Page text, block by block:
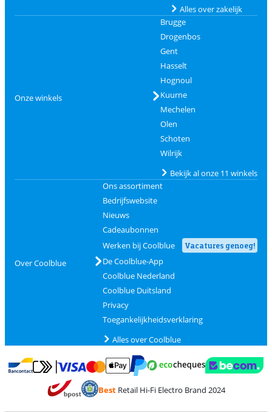
Alles over zakelijk
Onze winkels
Brugge
Drogenbos
Gent
Hasselt
Hognoul
Kuurne
Mechelen
Olen
Schoten
Wilrijk
Bekijk al onze 11 winkels
Over Coolblue
Ons assortiment
Bedrijfswebsite
Nieuws
Cadeaubonnen
Werken bij Coolblue
Vacatures genoeg!
De Coolblue-App
Coolblue Nederland
Coolblue Duitsland
Privacy
Toegankelijkheidsverklaring
Alles over Coolblue
Betalen met Bancontact
Betalen met MasterCard en Visa via ClickToPay
Betalen met PayPal
BestRetail Hi-Fi Electro Brand 2024